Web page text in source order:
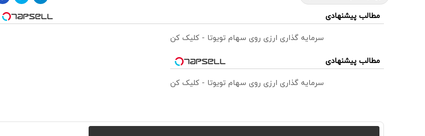
مطالب پیشنهادی
سرمایه گذاری ارزی روی سهام تویوتا - کلیک کن
مطالب پیشنهادی
سرمایه گذاری ارزی روی سهام تویوتا - کلیک کن